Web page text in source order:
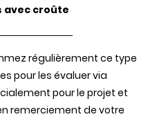
avec croûte
régulièrement ce type
pour les évaluer via
pour le projet et
remerciement de votre